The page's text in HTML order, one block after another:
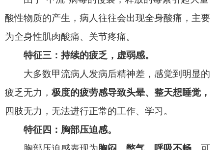
具体应当做到：勤洗手，使用洗手液并用流动
水洗手，双手接触呼吸道分泌物后（如打喷嚏后）
应立即洗手。打喷嚏或咳嗽时应用手帕或纸巾掩住
物用纸巾包好，弃置于有盖垃圾箱内。
均衡饮食、适量运动、充足休息，避免过度疲
劳。每天开窗通风数次，保持室内空气新鲜。少去
人群聚集场所，必须前往公共场所或乘坐公共交通
工具时，应规范佩戴口罩。 尽可能避免与有呼吸道